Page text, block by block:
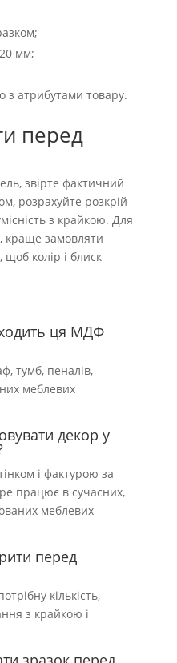
мм;
з атрибутами товару.
перед
звірте фактичний
розрахуйте розкрій
з крайкою. Для
краще замовляти
щоб колір і блиск
ця МДФ
тумб, пеналів,
меблевих
декор у
і фактурою за
працює в сучасних,
меблевих
перед
кількість,
з крайкою і